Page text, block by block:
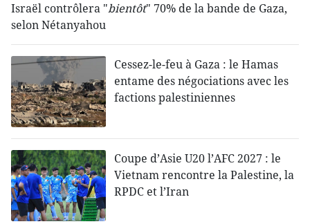
Israël contrôlera "bientôt" 70% de la bande de Gaza,
selon Nétanyahou
Cessez-le-feu à Gaza : le Hamas
entame des négociations avec les
factions palestiniennes
Coupe d’Asie U20 l’AFC 2027 : le
Vietnam rencontre la Palestine, la
RPDC et l’Iran